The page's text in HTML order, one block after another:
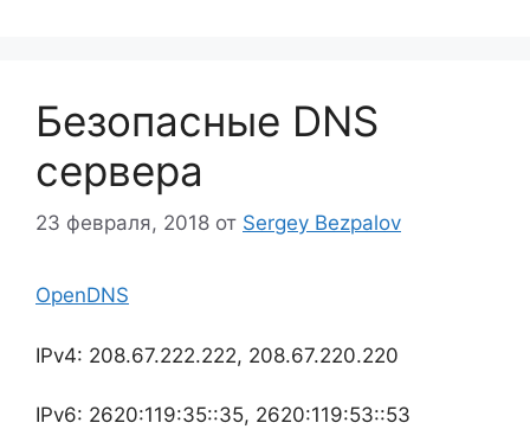
Безопасные DNS
сервера
23 февраля, 2018 от Sergey Bezpalov
OpenDNS
IPv4: 208.67.222.222, 208.67.220.220
IPv6: 2620:119:35::35, 2620:119:53::53